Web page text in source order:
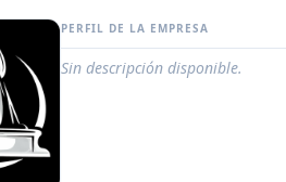
PERFIL DE LA EMPRESA
Sin descripción disponible.